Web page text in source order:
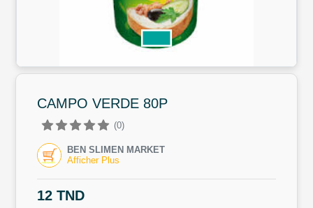
CAMPO VERDE 80P
(0)
BEN SLIMEN MARKET
Afficher Plus
12 TND